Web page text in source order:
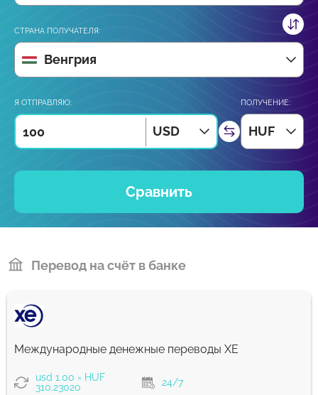
СТРАНА ПОЛУЧАТЕЛЯ:
Венгрия
Я ОТПРАВЛЯЮ:
USD
ПОЛУЧЕНИЕ:
HUF
Сравнить
Перевод на счёт в банке
Международные денежные переводы ХЕ
usd 1.00 = HUF
310.23020
24/7